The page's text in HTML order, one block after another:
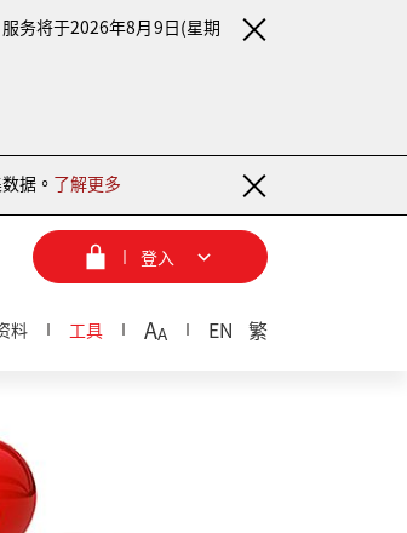
务将于2026年8月9日(星期
据。 了解更多
登入
料 工具 AA EN 繁